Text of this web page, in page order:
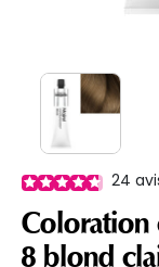
24
Coloration
8 blond